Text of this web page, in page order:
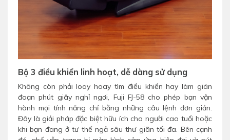
Bộ 3 điều khiển linh hoạt, dễ dàng sử dụng
Không còn phải loay hoay tìm điều khiển hay làm gián
đoạn phút giây nghỉ ngơi, Fuji FJ-58 cho phép bạn vận
hành mọi tính năng chỉ bằng những câu lệnh đơn giản.
Đây là giải pháp đặc biệt hữu ích cho người cao tuổi hoặc
khi bạn đang ở tư thế ngả sâu thư giãn tối đa. Bên cạnh